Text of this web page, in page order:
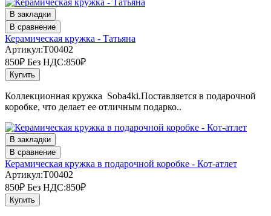
В закладки
В сравнение
Керамическая кружка - Татьяна
Артикул:T00402
850₽ Без НДС:850₽
Купить
Коллекционная кружка Soba4ki.Поставляется в подарочной
коробке, что делает ее отличным подарко..
В закладки
В сравнение
Керамическая кружка в подарочной коробке - Кот-атлет
Артикул:T00402
850₽ Без НДС:850₽
Купить